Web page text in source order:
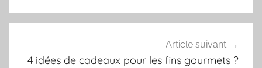
Article suivant
4 idées de cadeaux pour les fins gourmets ?